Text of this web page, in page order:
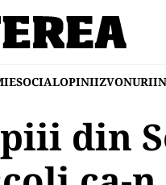
SOCIALOPINIIZVONURI
din